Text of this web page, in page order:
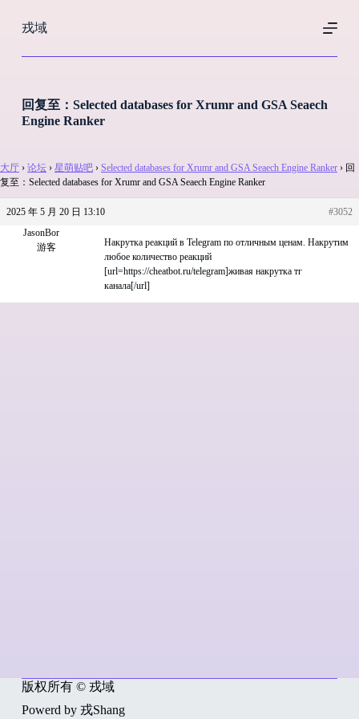
过
戎域
回复至：Selected databases for Xrumr and GSA Seaech
Engine Ranker
大厅 › 论坛 › 星萌贴吧 › Selected databases for Xrumr and GSA Seaech Engine Ranker › 回
复至：Selected databases for Xrumr and GSA Seaech Engine Ranker
2025 年 5 月 20 日 13:10
#3052
JasonBor
游客
Накрутка реакций в Telegram по отличным ценам. Накрутим
любое количество реакций
[url=https://cheatbot.ru/telegram]живая накрутка тг
канала[/url]
版权所有 © 戎域
Powerd by 戎Shang